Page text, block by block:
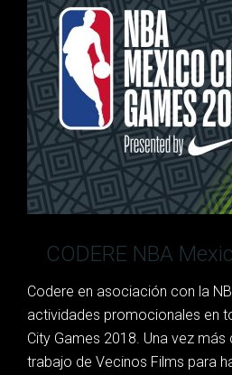
CODERE NBA
Codere en asociación con la
actividades promocionales en
City Games 2018. Una vez
trabajo de Vecinos Films para